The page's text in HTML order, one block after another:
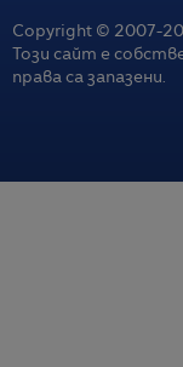
Copyright © 2007-
Този сайт е
права са запазени.